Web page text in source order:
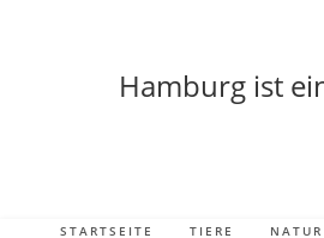
Hamburg ist
STARTSEITE TIERE NATUR